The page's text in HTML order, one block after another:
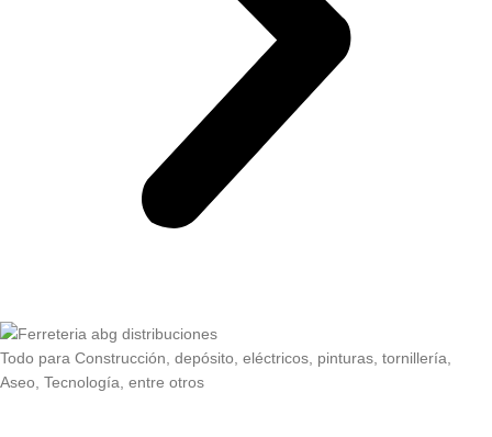
Todo para Construcción, depósito, eléctricos, pinturas, tornillería,
Aseo, Tecnología, entre otros